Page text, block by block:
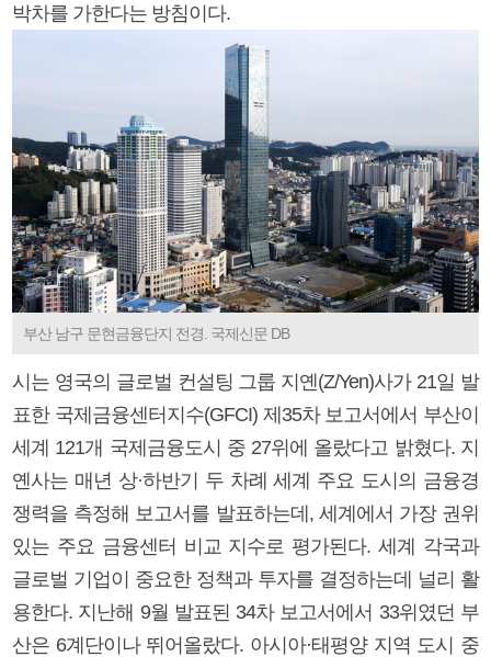
박차를 가한다는 방침이다.
부산 남구 문현금융단지 전경. 국제신문 DB
시는 영국의 글로벌 컨설팅 그룹 지옌(Z/Yen)사가 21일 발
표한 국제금융센터지수(GFCI) 제35차 보고서에서 부산이
세계 121개 국제금융도시 중 27위에 올랐다고 밝혔다. 지
옌사는 매년 상·하반기 두 차례 세계 주요 도시의 금융경
쟁력을 측정해 보고서를 발표하는데, 세계에서 가장 권위
있는 주요 금융센터 비교 지수로 평가된다. 세계 각국과
글로벌 기업이 중요한 정책과 투자를 결정하는데 널리 활
용한다. 지난해 9월 발표된 34차 보고서에서 33위였던 부
산은 6계단이나 뛰어올랐다. 아시아·태평양 지역 도시 중